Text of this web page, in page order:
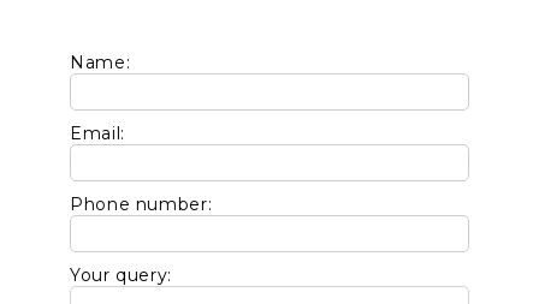
Name:
Email:
Phone number:
Your query: